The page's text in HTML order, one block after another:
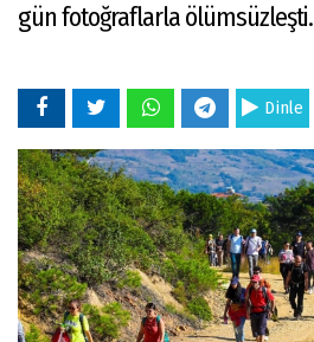
gün fotoğraflarla ölümsüzleşti.
Dinle